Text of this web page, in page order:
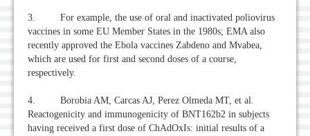
3. For example, the use of oral and inactivated poliovirus
vaccines in some EU Member States in the 1980s; EMA also
recently approved the Ebola vaccines Zabdeno and Mvabea,
which are used for first and second doses of a course,
respectively.
4. Borobia AM, Carcas AJ, Perez Olmeda MT, et al.
Reactogenicity and immunogenicity of BNT162b2 in subjects
having received a first dose of ChAdOxIs: initial results of a